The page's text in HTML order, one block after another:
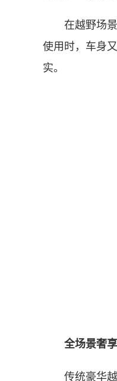
在越野场
使用时，车身
实。
全场景奢
传统豪华